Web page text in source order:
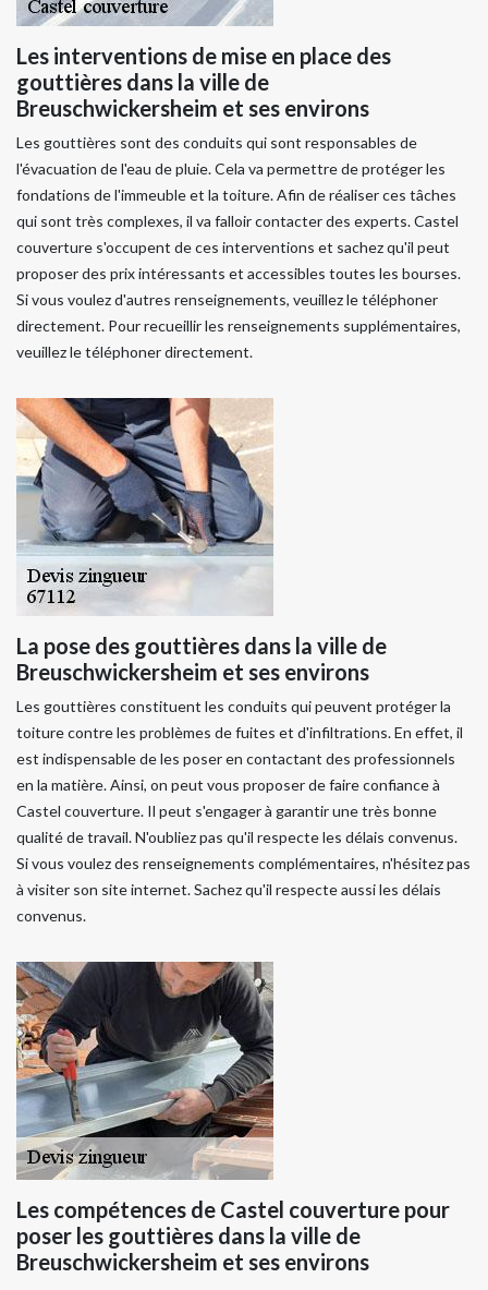
Les interventions de mise en place des
gouttières dans la ville de
Breuschwickersheim et ses environs
Les gouttières sont des conduits qui sont responsables de
l'évacuation de l'eau de pluie. Cela va permettre de protéger les
fondations de l'immeuble et la toiture. Afin de réaliser ces tâches
qui sont très complexes, il va falloir contacter des experts. Castel
couverture s'occupent de ces interventions et sachez qu'il peut
proposer des prix intéressants et accessibles toutes les bourses.
Si vous voulez d'autres renseignements, veuillez le téléphoner
directement. Pour recueillir les renseignements supplémentaires,
veuillez le téléphoner directement.
La pose des gouttières dans la ville de
Breuschwickersheim et ses environs
Les gouttières constituent les conduits qui peuvent protéger la
toiture contre les problèmes de fuites et d'infiltrations. En effet, il
est indispensable de les poser en contactant des professionnels
en la matière. Ainsi, on peut vous proposer de faire confiance à
Castel couverture. Il peut s'engager à garantir une très bonne
qualité de travail. N'oubliez pas qu'il respecte les délais convenus.
Si vous voulez des renseignements complémentaires, n'hésitez pas
à visiter son site internet. Sachez qu'il respecte aussi les délais
convenus.
Les compétences de Castel couverture pour
poser les gouttières dans la ville de
Breuschwickersheim et ses environs